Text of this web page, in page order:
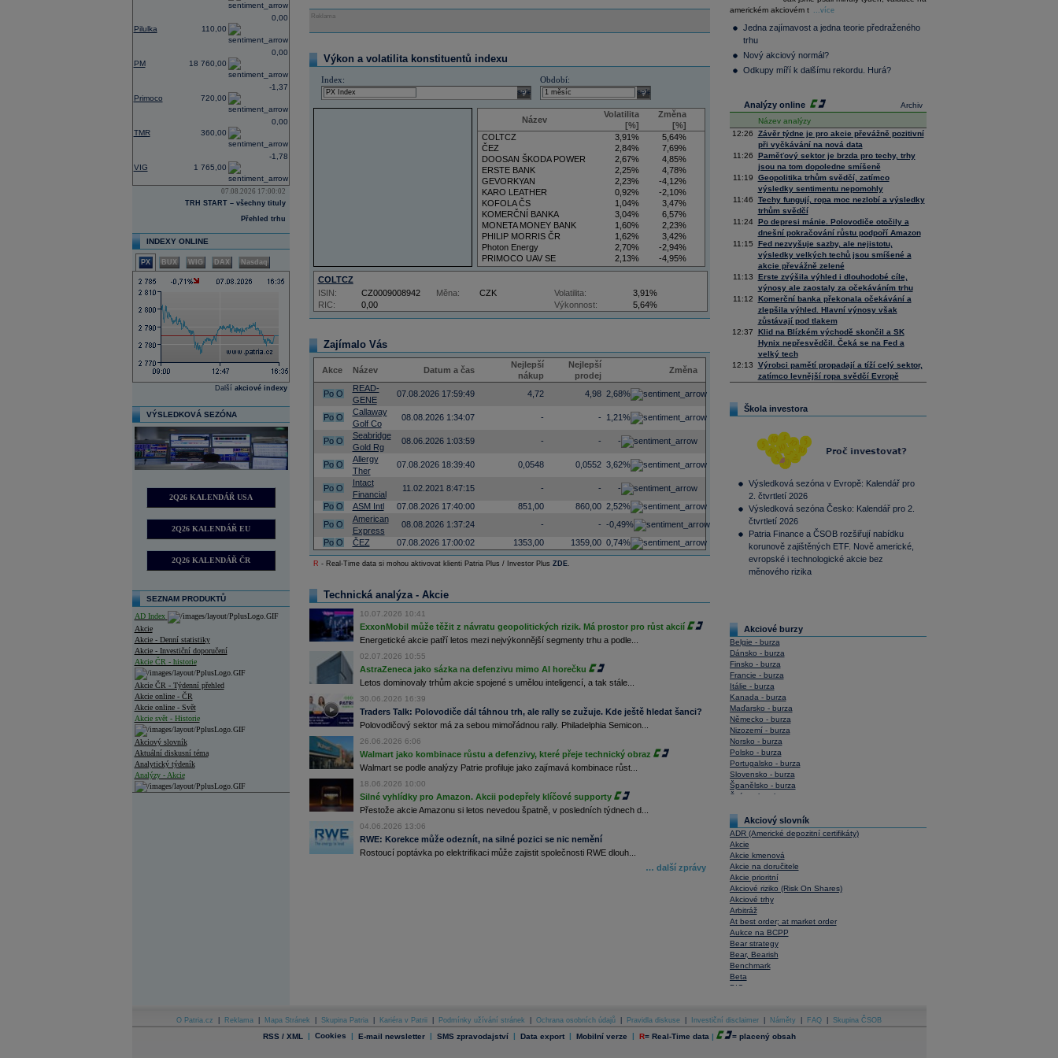
Pilulka 110,00
0,00
PM 18 760,00
0,00
Primoco 720,00
-1,37
TMR 360,00
0,00
VIG 1 765,00
-1,78
07.08.2026 17:00:02
TRH START – všechny tituly
Přehled trhu
INDEXY ONLINE
PX BUX WIG DAX Nasdaq
Další akciové indexy
VÝSLEDKOVÁ SEZÓNA
2Q26 KALENDÁŘ USA
2Q26 KALENDÁŘ EU
2Q26 KALENDÁŘ ČR
SEZNAM PRODUKTŮ
AD Index
Akcie
Akcie - Denní statistiky
Akcie - Investiční doporučení
Akcie ČR - historie
Akcie ČR - Týdenní přehled
Akcie online - ČR
Akcie online - Svět
Akcie svět - Historie
Akciový slovník
Aktuální diskusní téma
Analytický týdeník
Analýzy - Akcie
Archiv - Měsíční makroekonomické přehledy
Reklama
Výkon a volatilita konstituentů indexu
Index:
select
Období:
select
Název
Volatilita
[%]
Změna
[%]
COLTCZ
3,91%
5,64%
ČEZ
2,84%
7,69%
DOOSAN ŠKODA POWER
2,67%
4,85%
ERSTE BANK
2,25%
4,78%
GEVORKYAN
2,23%
-4,12%
KARO LEATHER
0,92%
-2,10%
KOFOLA ČS
1,04%
3,47%
KOMERČNÍ BANKA
3,04%
6,57%
MONETA MONEY BANK
1,60%
2,23%
PHILIP MORRIS ČR
1,62%
3,42%
Photon Energy
2,70%
-2,94%
PRIMOCO UAV SE
2,13%
-4,95%
VIG
4,09%
11,61%
COLTCZ
RIC: 0,00
ISIN: CZ0009008942 Měna: CZK Volatilita:
3,91%
Výkonnost:
5,64%
Zajímalo Vás
Akce Název Datum a čas
Nejlepší
nákup
Nejlepší
prodej
Změna
Po O
READ-
GENE
07.08.2026 17:59:49 4,72 4,98 2,68%
Po O
Callaway
Golf Co
08.08.2026 1:34:07 - - 1,21%
Po O
Seabridge
Gold Rg
08.06.2026 1:03:59 - - -
Po O
Allergy
Ther
07.08.2026 18:39:40 0,0548 0,0552 3,62%
Po O
Intact
Financial
11.02.2021 8:47:15 - -
-
Po O ASM Intl 07.08.2026 17:40:00 851,00 860,00 2,52%
Po O
American
Express
08.08.2026 1:37:24 - - -0,49%
Po O ČEZ 07.08.2026 17:00:02 1353,00 1359,00 0,74%
R - Real-Time data si mohou aktivovat klienti Patria Plus / Investor Plus ZDE.
Technická analýza - Akcie
10.07.2026 10:41
ExxonMobil může těžit z návratu geopolitických rizik. Má prostor pro růst akcií
Energetické akcie patří letos mezi nejvýkonnější segmenty trhu a podle...
02.07.2026 10:55
AstraZeneca jako sázka na defenzivu mimo AI horečku
Letos dominovaly trhům akcie spojené s umělou inteligencí, a tak stále...
30.06.2026 16:39
Traders Talk: Polovodiče dál táhnou trh, ale rally se zužuje. Kde ještě hledat šanci?
Polovodičový sektor má za sebou mimořádnou rally. Philadelphia Semicon...
26.06.2026 6:06
Walmart jako kombinace růstu a defenzivy, které přeje technický obraz
Walmart se podle analýzy Patrie profiluje jako zajímavá kombinace růst...
18.06.2026 10:00
Silné vyhlídky pro Amazon. Akcii podepřely klíčové supporty
Přestože akcie Amazonu si letos nevedou špatně, v posledních týdnech d...
04.06.2026 13:06
RWE: Korekce může odeznít, na silné pozici se nic nemění
Rostoucí poptávka po elektrifikaci může zajistit společnosti RWE dlouh...
… další zprávy
Composite
36 376,54 0,66
Tecdax
Performance
index
4 068,78
americkém akciovém t
...více
Jedna zajímavost a jedna teorie předraženého
trhu
Nový akciový normál?
Odkupy míří k dalšímu rekordu. Hurá?
Archiv
Analýzy online
Název analýzy
12:26
Závěr týdne je pro akcie převážně pozitivní
při vyčkávání na nová data
11:26
Paměťový sektor je brzda pro techy, trhy
jsou na tom dopoledne smíšeně
11:19
Geopolitika trhům svědčí, zatímco
výsledky sentimentu nepomohly
11:46
Techy fungují, ropa moc nezlobí a výsledky
trhům svědčí
11:24
Po depresi mánie. Polovodiče otočily a
dnešní pokračování růstu podpoří Amazon
11:15
Fed nezvyšuje sazby, ale nejistotu,
výsledky velkých techů jsou smíšené a
akcie převážně zelené
11:13
Erste zvýšila výhled i dlouhodobé cíle,
výnosy ale zaostaly za očekáváním trhu
11:12
Komerční banka překonala očekávání a
zlepšila výhled. Hlavní výnosy však
zůstávají pod tlakem
12:37
Klid na Blízkém východě skončil a SK
Hynix nepřesvědčil. Čeká se na Fed a
velký tech
12:13
Výrobci pamětí propadají a tíží celý sektor,
zatímco levnější ropa svědčí Evropě
Škola investora
Výsledková sezóna v Evropě: Kalendář pro
2. čtvrtletí 2026
Výsledková sezóna Česko: Kalendář pro 2.
čtvrtletí 2026
Patria Finance a ČSOB rozšiřují nabídku
korunově zajištěných ETF. Nově americké,
evropské i technologické akcie bez
měnového rizika
Akciové burzy
Belgie - burza
Dánsko - burza
Finsko - burza
Francie - burza
Itálie - burza
Kanada - burza
Maďarsko - burza
Německo - burza
Nizozemí - burza
Norsko - burza
Polsko - burza
Portugalsko - burza
Slovensko - burza
Španělsko - burza
Švýcarsko - burza
Akciový slovník
ADR (Americké depozitní certifikáty)
Akcie
Akcie kmenová
Akcie na doručitele
Akcie prioritní
Akciové riziko (Risk On Shares)
Akciové trhy
Arbitráž
At best order; at market order
Aukce na BCPP
Bear strategy
Bear, Bearish
Benchmark
Beta
BIC
Bonita
Book To Bill Ratio
Book Value
O Patria.cz Reklama Mapa Stránek Skupina Patria Kariéra v Patrii Podmínky užívání stránek Ochrana osobních údajů Pravidla diskuse Investiční disclaimer Náměty FAQ Skupina ČSOB
RSS / XML | Cookies | E-mail newsletter | SMS zpravodajství | Data export | Mobilní verze | R= Real-Time data | = placený obsah